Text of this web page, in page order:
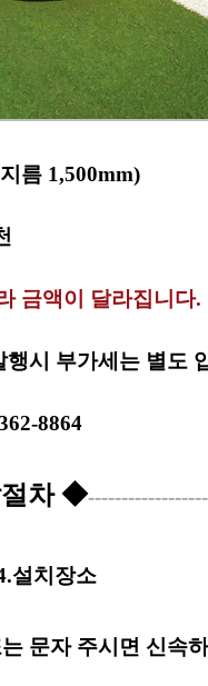
름 1,500mm)
금액이 달라집니다
시 부가세는 별도
8864
차 ◆
설치장소
문자 주시면 신속